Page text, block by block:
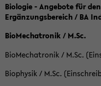
Biologie - Angebote für
Ergänzungsbereich / BA
BioMechatronik / M.Sc.
BioMechatronik / M.Sc.
Biophysik / M.Sc.